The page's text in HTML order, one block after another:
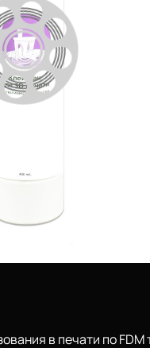
в печати по FDM